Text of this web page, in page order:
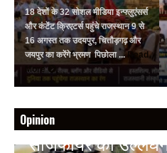
18 देशों के 32 सोशल मीडिया इन्फ्लुएंसर्स
और कंटेंट क्रिएटर्स पहुंचे राजस्थान 9 से
16 अगस्त तक उदयपुर, चित्तौड़गढ़ और
जयपुर का करेंगे भ्रमण पिछोला ... Read
More
Opinion